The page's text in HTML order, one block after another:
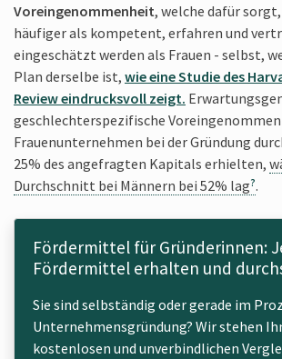
Voreingenommenheit, welche dafür
häufiger als kompetent, erfahren und
eingeschätzt werden als Frauen - selbst,
Plan derselbe ist, wie eine Studie des
Review eindrucks­voll zeigt.
geschlechterspezifische
Frauenunternehmen bei der Gründung
25% des angefragten Kapitals erhielten,
Durchschnitt bei Männern bei 52% lag .
Fördermittel für Gründerinnen:
Fördermittel erhalten und
Sie sind selbständig oder gerade im
Unternehmensgründung? Wir stehen
kostenlosen und unverbindlichen